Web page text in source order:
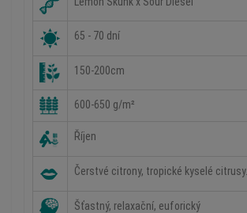
65 - 70 dní
150-200cm
600-650 g/m²
Říjen
Čerstvé citrony, tropické kyselé citrusy.
Šťastný, relaxační, euforický